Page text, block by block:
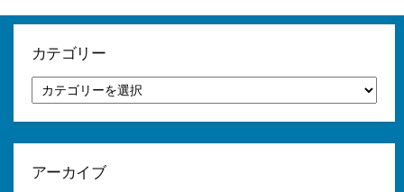
の
ペ
ー
ジ
送
り
カテゴリー
テ
ゴ
アーカイブ